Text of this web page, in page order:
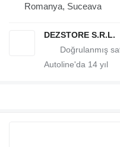
Romanya, Suceava
DEZSTORE S.R.L.
Autoline'da 14 yıl